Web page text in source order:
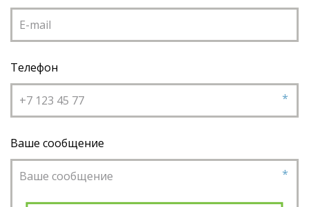
Телефон
*
Ваше сообщение
*